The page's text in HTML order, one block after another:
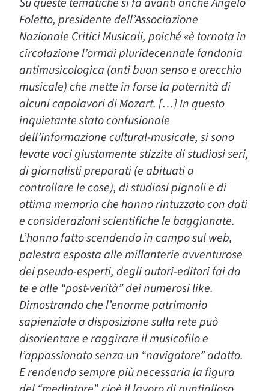
Foletto, presidente dell’Associazione
Nazionale Critici Musicali, poiché «è tornata in
circolazione l’ormai pluridecennale fandonia
antimusicologica (anti buon senso e orecchio
musicale) che mette in forse la paternità di
alcuni capolavori di Mozart. […] In questo
inquietante stato confusionale
dell’informazione cultural-musicale, si sono
levate voci giustamente stizzite di studiosi seri,
di giornalisti preparati (e abituati a
controllare le cose), di studiosi pignoli e di
ottima memoria che hanno rintuzzato con dati
e considerazioni scientifiche le baggianate.
L’hanno fatto scendendo in campo sul web,
palestra esposta alle millanterie avventurose
dei pseudo-esperti, degli autori-editori fai da
te e alle “post-verità” dei numerosi like.
Dimostrando che l’enorme patrimonio
sapienziale a disposizione sulla rete può
disorientare e raggirare il musicofilo e
l’appassionato senza un “navigatore” adatto.
E rendendo sempre più necessaria la figura